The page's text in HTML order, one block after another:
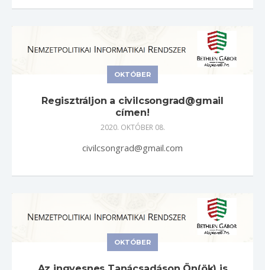
OKTÓBER
Regisztráljon a civilcsongrad@gmail
címen!
2020. OKTÓBER 08.
civilcsongrad@gmail.com
OKTÓBER